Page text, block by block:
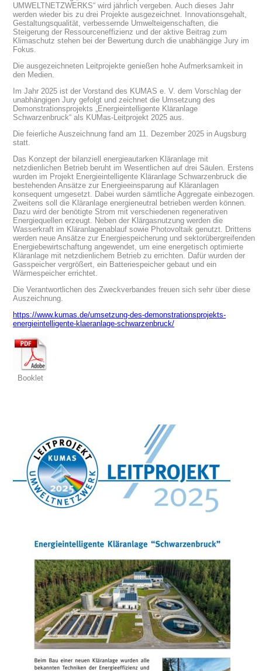
UMWELTNETZWERKS“ wird jährlich vergeben. Auch dieses Jahr
werden wieder bis zu drei Projekte ausgezeichnet. Innovationsgehalt,
Gestaltungsqualität, verbessernde Umwelteigenschaften, die
Steigerung der Ressourceneffizienz und der aktive Beitrag zum
Klimaschutz stehen bei der Bewertung durch die unabhängige Jury im
Fokus.
Die ausgezeichneten Leitprojekte genießen hohe Aufmerksamkeit in
den Medien.
Im Jahr 2025 ist der Vorstand des KUMAS e. V. dem Vorschlag der
unabhängigen Jury gefolgt und zeichnet die Umsetzung des
Demonstrationsprojekts „Energieintelligente Kläranlage
Schwarzenbruck“ als KUMas-Leitprojekt 2025 aus.
Die feierliche Auszeichnung fand am 11. Dezember 2025 in Augsburg
statt.
Das Konzept der bilanziell energieautarken Kläranlage mit
netzdienlichen Betrieb beruht im Wesentlichen auf drei Säulen. Erstens
wurden im Projekt Energieintelligente Kläranlage Schwarzenbruck die
bestehenden Ansätze zur Energieeinsparung auf Kläranlagen
konsequent umgesetzt. Dabei wurden sämtliche Aggregate einbezogen.
Zweitens soll die Kläranlage energieneutral betrieben werden können.
Dazu wird der benötigte Strom mit verschiedenen regenerativen
Energiequellen erzeugt. Neben der Klärgasnutzung werden die
Wasserkraft im Kläranlagenablauf sowie Photovoltaik genutzt. Drittens
werden neue Ansätze zur Energiespeicherung und sektorübergreifenden
Energiebewirtschaftung angewendet, um eine energetisch optimierte
Kläranlage mit netzdienlichem Betrieb zu errichten. Dafür wurden der
Gasspeicher vergrößert, ein Batteriespeicher gebaut und ein
Wärmespeicher errichtet.
Die Verantwortlichen des Zweckverbandes freuen sich sehr über diese
Auszeichnung.
https://www.kumas.de/umsetzung-des-demonstrationsprojekts-
energieintelligente-klaeranlage-schwarzenbruck/
Booklet